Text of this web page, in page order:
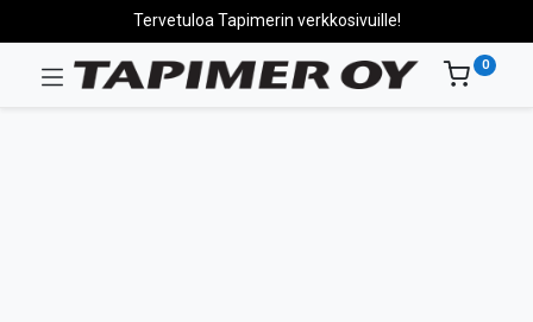
Tervetuloa Tapimerin verkkosivuille!
0